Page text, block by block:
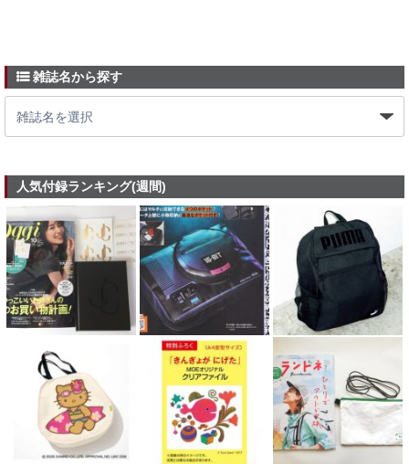
雑誌名から探す
人気付録ランキング(週間)